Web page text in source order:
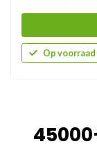
Op voorraad